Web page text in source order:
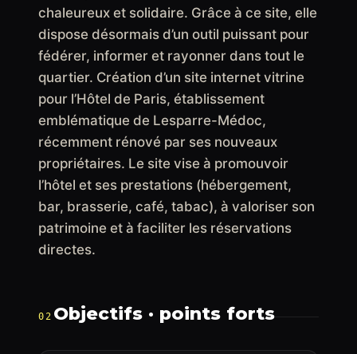
chaleureux et solidaire. Grâce à ce site, elle
dispose désormais d’un outil puissant pour
fédérer, informer et rayonner dans tout le
quartier. Création d’un site internet vitrine
pour l’Hôtel de Paris, établissement
emblématique de Lesparre-Médoc,
récemment rénové par ses nouveaux
propriétaires. Le site vise à promouvoir
l’hôtel et ses prestations (hébergement,
bar, brasserie, café, tabac), à valoriser son
patrimoine et à faciliter les réservations
directes.
02 Objectifs · points forts